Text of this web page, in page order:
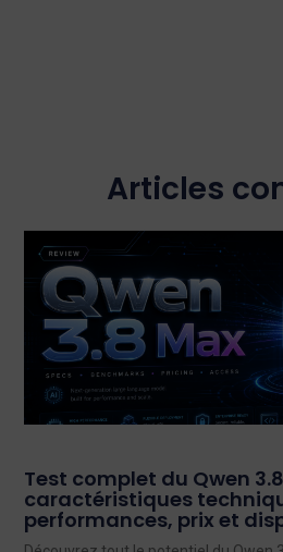
Articles
Test complet du Qwen
caractéristiques
performances, prix et